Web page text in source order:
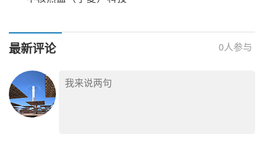
项目招标
最新评论 0人参与